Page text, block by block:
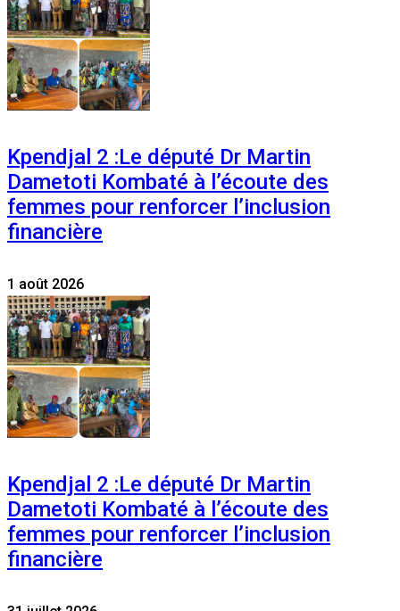
Kpendjal 2 :Le député Dr Martin
Dametoti Kombaté à l’écoute des
femmes pour renforcer l’inclusion
financière
1 août 2026
Kpendjal 2 :Le député Dr Martin
Dametoti Kombaté à l’écoute des
femmes pour renforcer l’inclusion
financière